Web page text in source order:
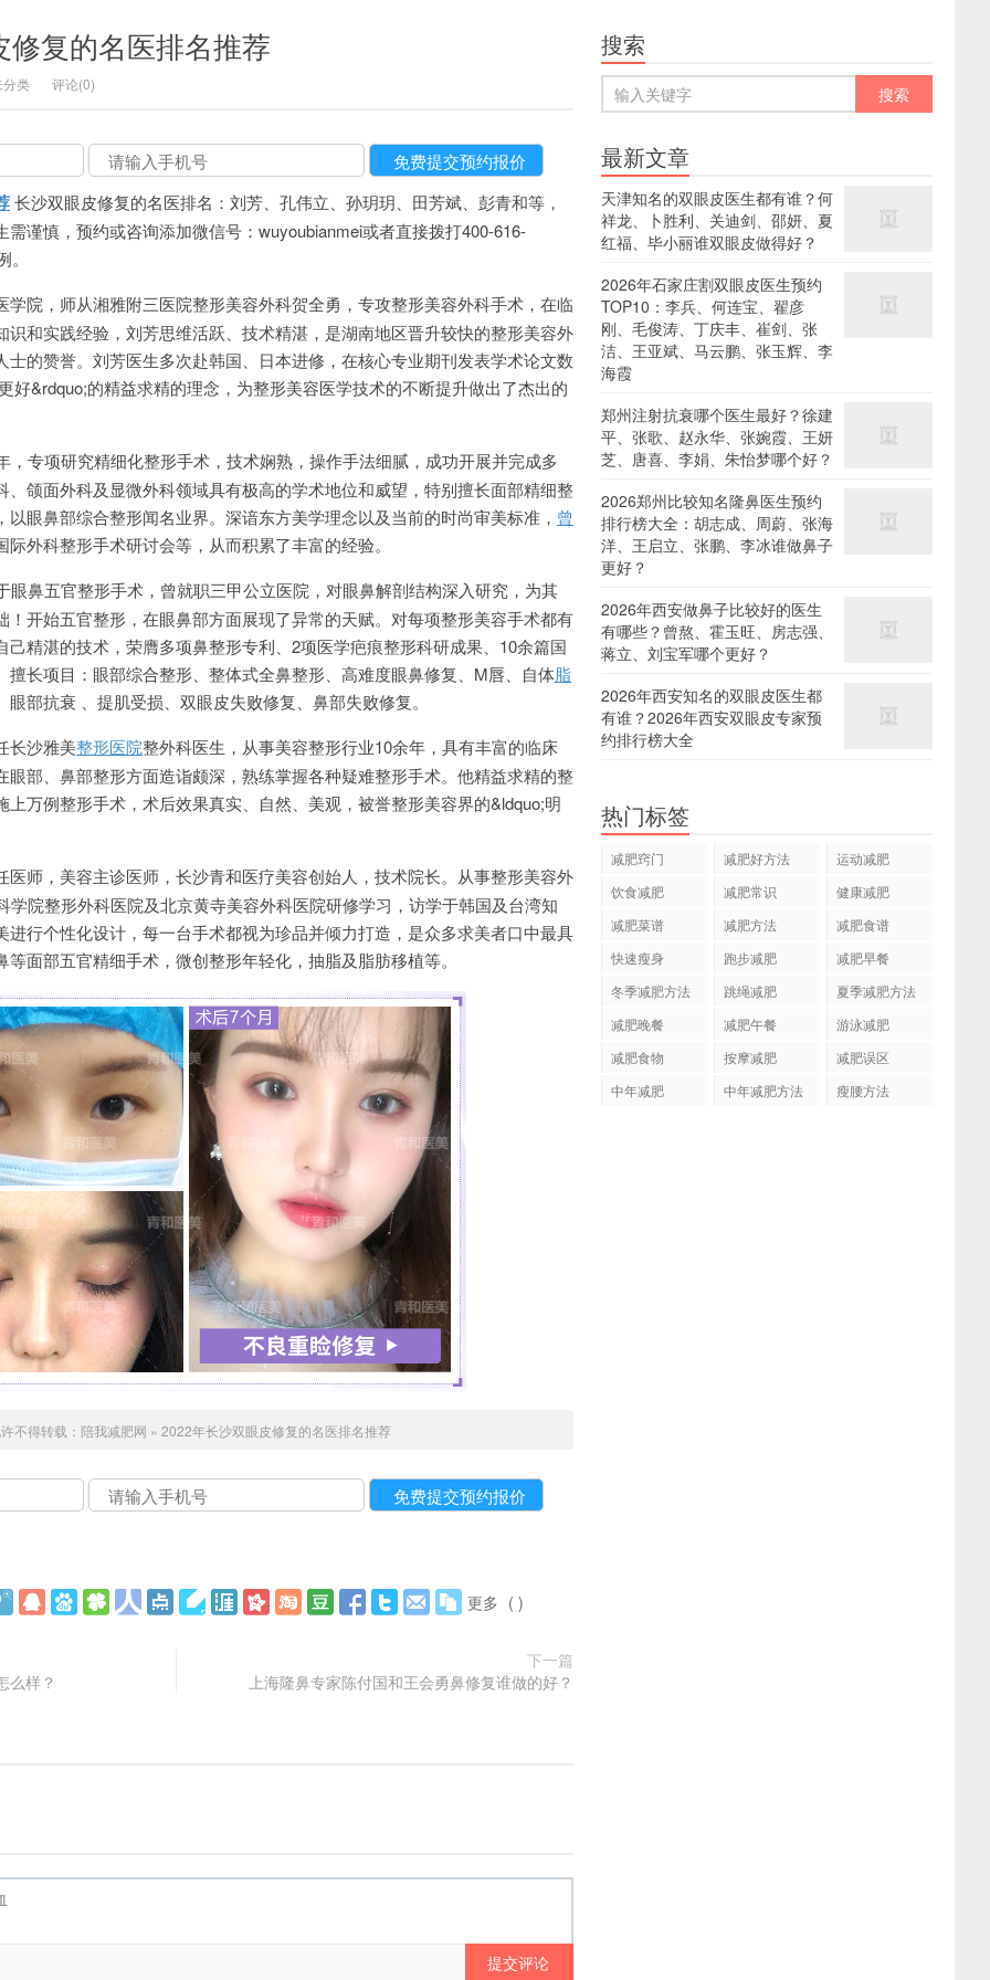
复的名医排名推荐
分类 评论(0)
长沙双眼皮修复的名医排名：刘芳、孔伟立、孙玥玥、田芳斌、彭青和等，
谨慎，预约或咨询添加微信号：wuyoubianmei或者直接拨打400-616-
学院，师从湘雅附三医院整形美容外科贺全勇，专攻整形美容外科手术，在临
识和实践经验，刘芳思维活跃、技术精湛，是湖南地区晋升较快的整形美容外
士的赞誉。刘芳医生多次赴韩国、日本进修，在核心专业期刊发表学术论文数
好&rdquo;的精益求精的理念，为整形美容医学技术的不断提升做出了杰出的
，专项研究精细化整形手术，技术娴熟，操作手法细腻，成功开展并完成多
、颌面外科及显微外科领域具有极高的学术地位和威望，特别擅长面部精细整
眼鼻部综合整形闻名业界。深谙东方美学理念以及当前的时尚审美标准， 曾
外科整形手术研讨会等，从而积累了丰富的经验。
眼鼻五官整形手术，曾就职三甲公立医院，对眼鼻解剖结构深入研究，为其
！开始五官整形，在眼鼻部方面展现了异常的天赋。对每项整形美容手术都有
精湛的技术，荣膺多项鼻整形专利、2项医学疤痕整形科研成果、10余篇国
擅长项目：眼部综合整形、整体式全鼻整形、高难度眼鼻修复、M唇、自体脂
部抗衰 、提肌受损、双眼皮失败修复、鼻部失败修复。
长沙雅美整形医院整外科医生，从事美容整形行业10余年，具有丰富的临床
眼部、鼻部整形方面造诣颇深，熟练掌握各种疑难整形手术。他精益求精的整
万例整形手术，术后效果真实、自然、美观，被誉整形美容界的&ldquo;明
医师，美容主诊医师，长沙青和医疗美容创始人，技术院长。从事整形美容外
学院整形外科医院及北京黄寺美容外科医院研修学习，访学于韩国及台湾知
进行个性化设计，每一台手术都视为珍品并倾力打造，是众多求美者口中最具
面部五官精细手术，微创整形年轻化，抽脂及脂肪移植等。
不得转载： 陪我减肥网 » 2022年长沙双眼皮修复的名医排名推荐
更多 ( )
么样？
下一篇
上海隆鼻专家陈付国和王会勇鼻修复谁做的好？
提交评论
搜索
最新文章
天津知名的双眼皮医生都有谁？何
祥龙、卜胜利、关迪剑、邵妍、夏
红福、毕小丽谁双眼皮做得好？
2026年石家庄割双眼皮医生预约
TOP10：李兵、何连宝、翟彦
刚、毛俊涛、丁庆丰、崔剑、张
洁、王亚斌、马云鹏、张玉辉、李
海霞
郑州注射抗衰哪个医生最好？徐建
平、张歌、赵永华、张婉霞、王妍
芝、唐喜、李娟、朱怡梦哪个好？
2026郑州比较知名隆鼻医生预约
排行榜大全：胡志成、周蔚、张海
洋、王启立、张鹏、李冰谁做鼻子
更好？
2026年西安做鼻子比较好的医生
有哪些？曾熬、霍玉旺、房志强、
蒋立、刘宝军哪个更好？
2026年西安知名的双眼皮医生都
有谁？2026年西安双眼皮专家预
约排行榜大全
热门标签
减肥窍门 减肥好方法
运动减肥
饮食减肥
减肥常识
健康减肥
减肥菜谱
减肥方法
减肥食谱
快速瘦身
跑步减肥
减肥早餐
冬季减肥方法
跳绳减肥
夏季减肥方法
减肥晚餐
减肥午餐
游泳减肥
减肥食物
按摩减肥
减肥误区
中年减肥
中年减肥方法 瘦腰方法